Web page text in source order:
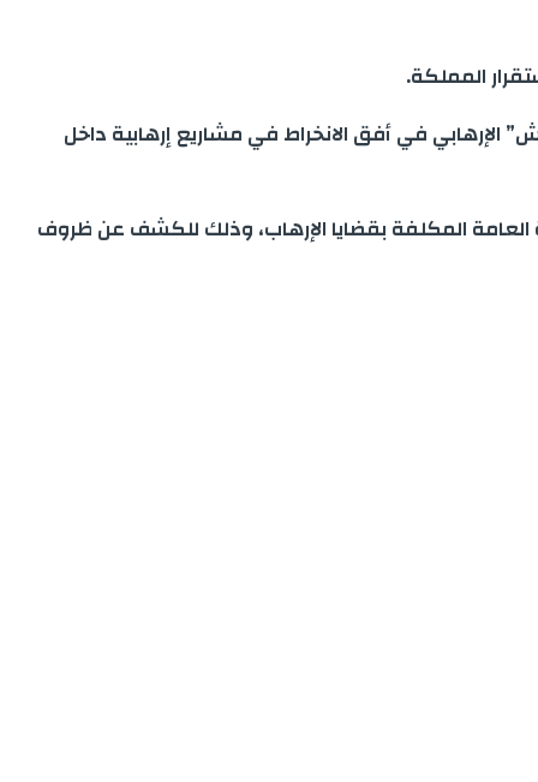
المملكة.
الإرهابي في أفق الانخراط في مشاريع إرهابية داخل
العامة المكلفة بقضايا الإرهاب، وذلك للكشف عن ظروف